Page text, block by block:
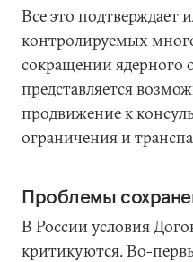
Все это подтверждает
контролируемых
сокращении ядерного
представляется
продвижение к
ограничения и
Проблемы
В России условия
критикуются. Во-